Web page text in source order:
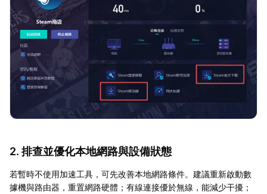
2. 排查並優化本地網路與設備狀態
若暫時不使用加速工具，可先改善本地網路條件。建議重新啟動數
據機與路由器，重置網路硬體；有線連接優於無線，能減少干擾；